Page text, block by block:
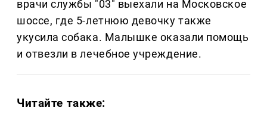
врачи службы "03" выехали на Московское
шоссе, где 5-летнюю девочку также
укусила собака. Малышке оказали помощь
и отвезли в лечебное учреждение.
Читайте также: